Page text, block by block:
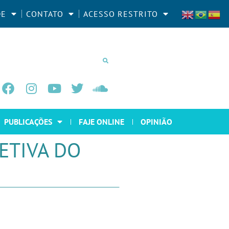
CONTATO ACESSO RESTRITO
PUBLICAÇÕES FAJE ONLINE OPINIÃO
DO